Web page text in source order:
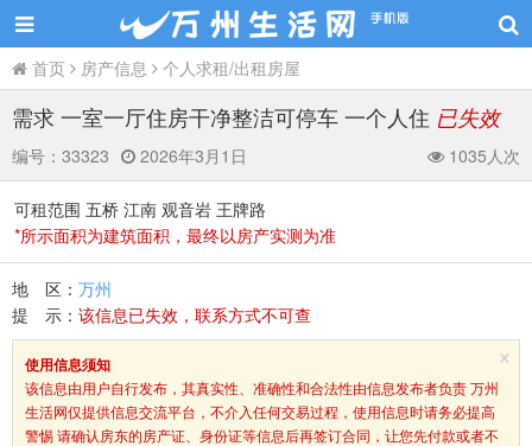
首页 房产信息 个人求租/出租房屋
需求 一室一厅住房干净整洁可停车 一个人住 已失效
编号： 33323 2026年3月1日 1035人次
可租范围 五桥 江南 观音岩 王牌路
*所示面积为建筑面积，最终以房产实测为准
地 区： 万州
提 示： 该信息已失效，联系方式不可查
×
使用信息须知
该信息由用户自行发布，其真实性、准确性和合法性由信息发布者负责 万州
生活网仅提供信息交流平台，不介入任何交易过程，使用信息时请务必提高
警惕 请确认房东的房产证、身份证等信息后再签订合同，让您先付款或者不